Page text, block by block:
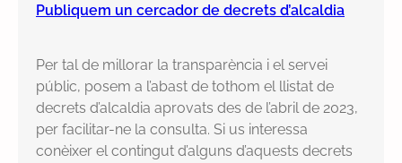
Publiquem un cercador de decrets d’alcaldia
Per tal de millorar la transparència i el servei
públic, posem a l’abast de tothom el llistat de
decrets d’alcaldia aprovats des de l’abril de 2023,
per facilitar-ne la consulta. Si us interessa
conèixer el contingut d’alguns d’aquests decrets